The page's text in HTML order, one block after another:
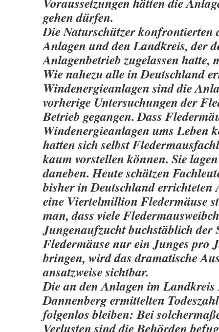
gehen dürfen.
Die Naturschützer konfrontierten
Anlagen und den Landkreis, der
Anlagenbetrieb zugelassen hatte,
Wie nahezu alle in Deutschland
Windenergieanlagen sind die
vorherige Untersuchungen der
Betrieb gegangen. Dass
Windenergieanlagen ums Leben
hatten sich selbst
kaum vorstellen können. Sie
daneben. Heute schätzen
bisher in Deutschland
eine Viertelmillion Fledermäuse
man, dass viele
Jungenaufzucht buchstäblich
Fledermäuse nur ein Junges pro
bringen, wird das dramatische
ansatzweise sichtbar.
Die an den Anlagen im
Dannenberg ermittelten
folgenlos bleiben: Bei
Verlusten sind die Behörden